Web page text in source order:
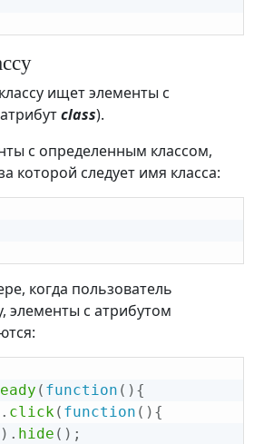
ищет элементы с
class).
с определенным классом,
которой следует имя класса:
когда пользователь
элементы с атрибутом
( function ( ) {
. click( function ( ) {
) . hide ( ) ;